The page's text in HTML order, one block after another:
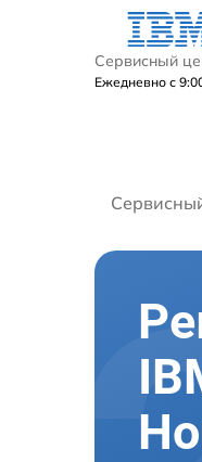
Сервисный
Ежедневно с